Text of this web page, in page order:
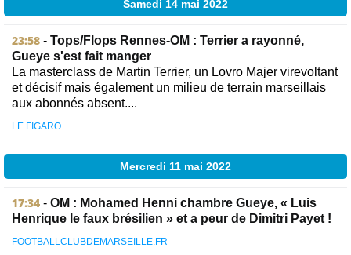
Samedi 14 mai 2022
23:58 - Tops/Flops Rennes-OM : Terrier a rayonné,
Gueye s'est fait manger
La masterclass de Martin Terrier, un Lovro Majer virevoltant
et décisif mais également un milieu de terrain marseillais
aux abonnés absent....
LE FIGARO
Mercredi 11 mai 2022
17:34 - OM : Mohamed Henni chambre Gueye, « Luis
Henrique le faux brésilien » et a peur de Dimitri Payet !
FOOTBALLCLUBDEMARSEILLE.FR